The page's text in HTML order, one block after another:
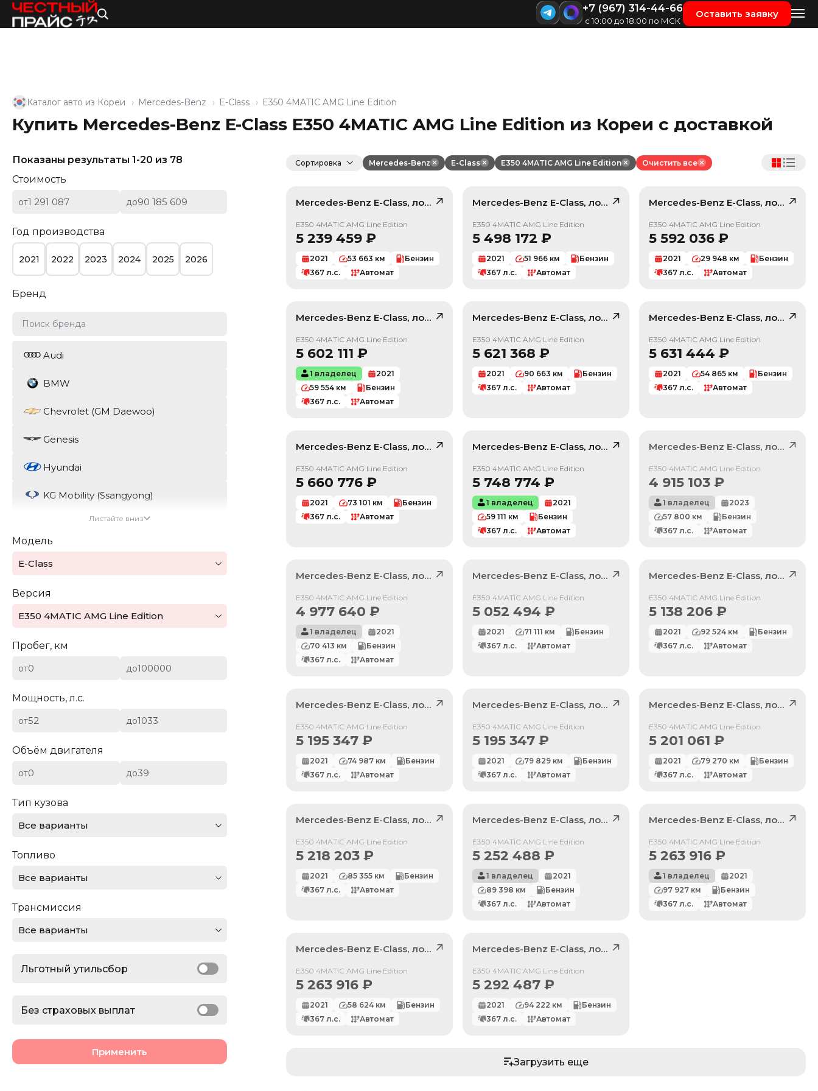
+7 (967) 314-44-66
с 10:00 до 18:00 по МСК
Оставить заявку
Показаны результаты 1-20 из 78
Стоимость
от до
Год производства
2021 2022 2023 2024 2025 2026
Льготный утильсбор
Бренд
Audi
BMW
Chevrolet (GM Daewoo)
Genesis
Hyundai
KG Mobility (Ssangyong)
Chevrolet
Dodge
Ferrari
Ford
Jeep
Листайте вниз
Модель
E-Class
Версия
E350 4MATIC AMG Line Edition
Пробег, км
от до
Мощность, л.с.
от до
Объём двигателя
от до
Тип кузова
Все варианты
Топливо
Все варианты
Трансмиссия
Все варианты
Без страховых выплат
Применить
Каталог авто из Кореи Mercedes-Benz E-Class E350 4MATIC AMG Line Edition
Купить Mercedes-Benz E-Class E350 4MATIC AMG Line Edition из Кореи с доставкой
Сортировка Mercedes-Benz E-Class E350 4MATIC AMG Line Edition Очистить все
Mercedes-Benz E-Class, лот 41475112
/ 10
E350 4MATIC AMG Line Edition
5 239 459 ₽
2021 53 663 км
Бензин
367 л.с. Автомат
Mercedes-Benz E-Class, лот 42395892
/ 10
E350 4MATIC AMG Line Edition
5 498 172 ₽
2021 51 966км
Бензин
367л.с. Автомат
Mercedes-Benz E-Class, лот/ 10
E350 4MATIC AMG Line Edition
5 592 036₽
2021 29 948 км
Бензин
367л.с. Автомат
Mercedes-Benz E-Class, лот 40244441
/ 10
E350 4MATIC AMG Line Edition
5 602 111 ₽
1 владелец
2021
59 554 км
Бензин
367 л.с. Автомат
Mercedes-Benz E-Class, лот 41937036
/ 10
E350 4MATIC AMG Line Edition
5 621 368 ₽
2021 90 663 км
Бензин
367л.с. Автомат
Mercedes-Benz E-Class, лот/ 10
E350 4MATIC AMG Line Edition
5 631 444 ₽
2021 54 865км
Бензин
367л.с. Автомат
Mercedes-Benz E-Class, лот 41988565
/ 10
E350 4MATIC AMG Line Edition
5 660 776 ₽
2021 73 101 км
Бензин
367 л.с. Автомат
Mercedes-Benz E-Class, лот 42127803
/ 10
E350 4MATIC AMG Line Edition
5 748 774 ₽
1 владелец
2021
59 111 км
Бензин
367л.с. Автомат
Mercedes-Benz E-Class, лот
Продан
E350 4MATIC AMG Line Edition
4 915 103₽
1 владелец
2023
57 800 км
Бензин
367л.с. Автомат
Mercedes-Benz E-Class, лот 41299848
Продан
E350 4MATIC AMG Line Edition
4 977 640 ₽
1 владелец
2021
70 413 км
Бензин
367 л.с. Автомат
Mercedes-Benz E-Class, лот 41799912
Продан
E350 4MATIC AMG Line Edition
5 052 494 ₽
2021 71 111 км
Бензин
367л.с. Автомат
Mercedes-Benz E-Class, лот
Продан
E350 4MATIC AMG Line Edition
5 138 206₽
2021 92 524км
Бензин
367л.с. Автомат
Mercedes-Benz E-Class, лот 41844014
Продан
E350 4MATIC AMG Line Edition
5 195 347 ₽
2021 74 987 км
Бензин
367 л.с. Автомат
Mercedes-Benz E-Class, лот 41624052
Продан
E350 4MATIC AMG Line Edition
5 195 347₽
2021 79 829км
Бензин
367л.с. Автомат
Mercedes-Benz E-Class, лот
Продан
E350 4MATIC AMG Line Edition
5 201 061 ₽
2021 79 270 км
Бензин
367л.с. Автомат
Mercedes-Benz E-Class, лот 41826097
Продан
E350 4MATIC AMG Line Edition
5 218 203 ₽
2021 85 355 км
Бензин
367 л.с. Автомат
Mercedes-Benz E-Class, лот 41284925
Продан
E350 4MATIC AMG Line Edition
5 252 488 ₽
1 владелец
2021
89 398 км
Бензин
367л.с. Автомат
Mercedes-Benz E-Class, лот
Продан
E350 4MATIC AMG Line Edition
5 263 916₽
1 владелец
2021
97 927км
Бензин
367л.с. Автомат
Mercedes-Benz E-Class, лот 41893832
Продан
E350 4MATIC AMG Line Edition
5 263 916 ₽
2021 58 624 км
Бензин
367 л.с. Автомат
Mercedes-Benz E-Class, лот 41130467
Продан
E350 4MATIC AMG Line Edition
5 292 487₽
2021 94 222 км
Бензин
367л.с. Автомат
Загрузить еще